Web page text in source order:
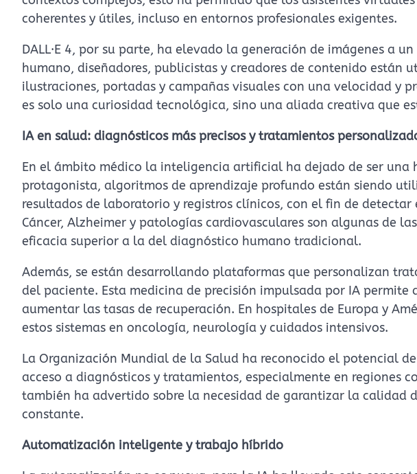
coherentes y útiles, incluso en entornos profesionales exigentes.
DALL·E 4, por su parte, ha elevado la generación de imágenes a
humano, diseñadores, publicistas y creadores de contenido están
ilustraciones, portadas y campañas visuales con una velocidad y
es solo una curiosidad tecnológica, sino una aliada creativa que
IA en salud: diagnósticos más precisos y tratamientos
En el ámbito médico la inteligencia artificial ha dejado de ser una
protagonista, algoritmos de aprendizaje profundo están siendo
resultados de laboratorio y registros clínicos, con el fin de detectar
Cáncer, Alzheimer y patologías cardiovasculares son algunas de
eficacia superior a la del diagnóstico humano tradicional.
Además, se están desarrollando plataformas que personalizan
del paciente. Esta medicina de precisión impulsada por IA permite
aumentar las tasas de recuperación. En hospitales de Europa y
estos sistemas en oncología, neurología y cuidados intensivos.
La Organización Mundial de la Salud ha reconocido el potencial
acceso a diagnósticos y tratamientos, especialmente en regiones
también ha advertido sobre la necesidad de garantizar la calidad
constante.
Automatización inteligente y trabajo híbrido